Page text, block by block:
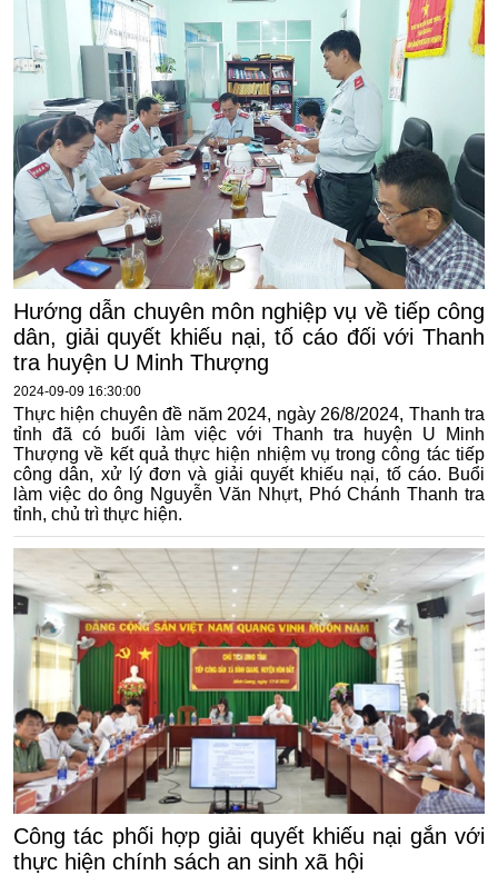
Hướng dẫn chuyên môn nghiệp vụ về tiếp công
dân, giải quyết khiếu nại, tố cáo đối với Thanh
tra huyện U Minh Thượng
2024-09-09 16:30:00
Thực hiện chuyên đề năm 2024, ngày 26/8/2024, Thanh tra
tỉnh đã có buổi làm việc với Thanh tra huyện U Minh
Thượng về kết quả thực hiện nhiệm vụ trong công tác tiếp
công dân, xử lý đơn và giải quyết khiếu nại, tố cáo. Buổi
làm việc do ông Nguyễn Văn Nhựt, Phó Chánh Thanh tra
tỉnh, chủ trì thực hiện.
Công tác phối hợp giải quyết khiếu nại gắn với
thực hiện chính sách an sinh xã hội